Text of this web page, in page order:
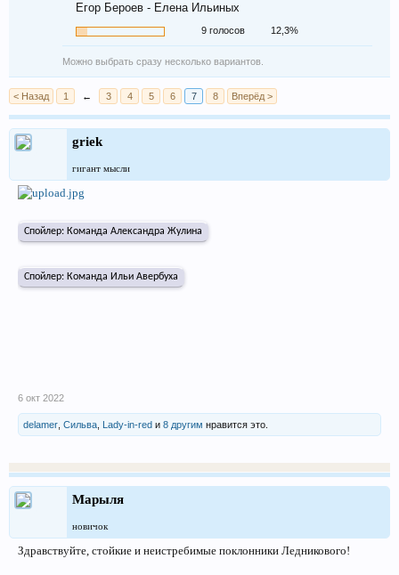
Егор Бероев - Елена Ильиных
9 голосов 12,3%
Можно выбрать сразу несколько вариантов.
< Назад 1 ← 3 4 5 6 7 8 Вперёд >
griek
гигант мысли
Спойлер: Команда Александра Жулина
Спойлер: Команда Ильи Авербуха
6 окт 2022
delamer Сильва Lady-in-red и 8 другим нравится это.
Марыля
новичок
Здравствуйте, стойкие и неистребимые поклонники Ледникового!